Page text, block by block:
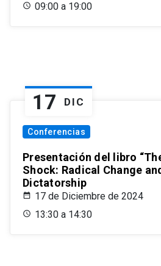
09:00 a 19:00
17 DIC
Conferencias
Presentación del libro
Shock: Radical Change
Dictatorship
17 de Diciembre de 2024
13:30 a 14:30